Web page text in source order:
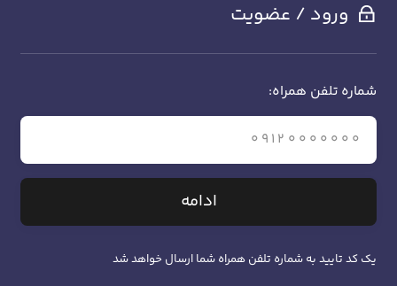
ورود / عضویت
شماره تلفن همراه:
ادامه
یک کد تایید به شماره تلفن همراه شما ارسال خواهد شد